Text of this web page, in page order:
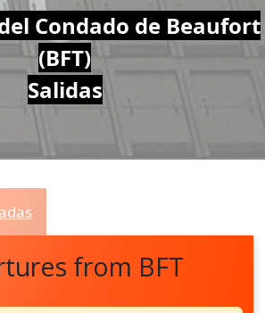
Condado de Beaufort
(BFT)
Salidas
from BFT